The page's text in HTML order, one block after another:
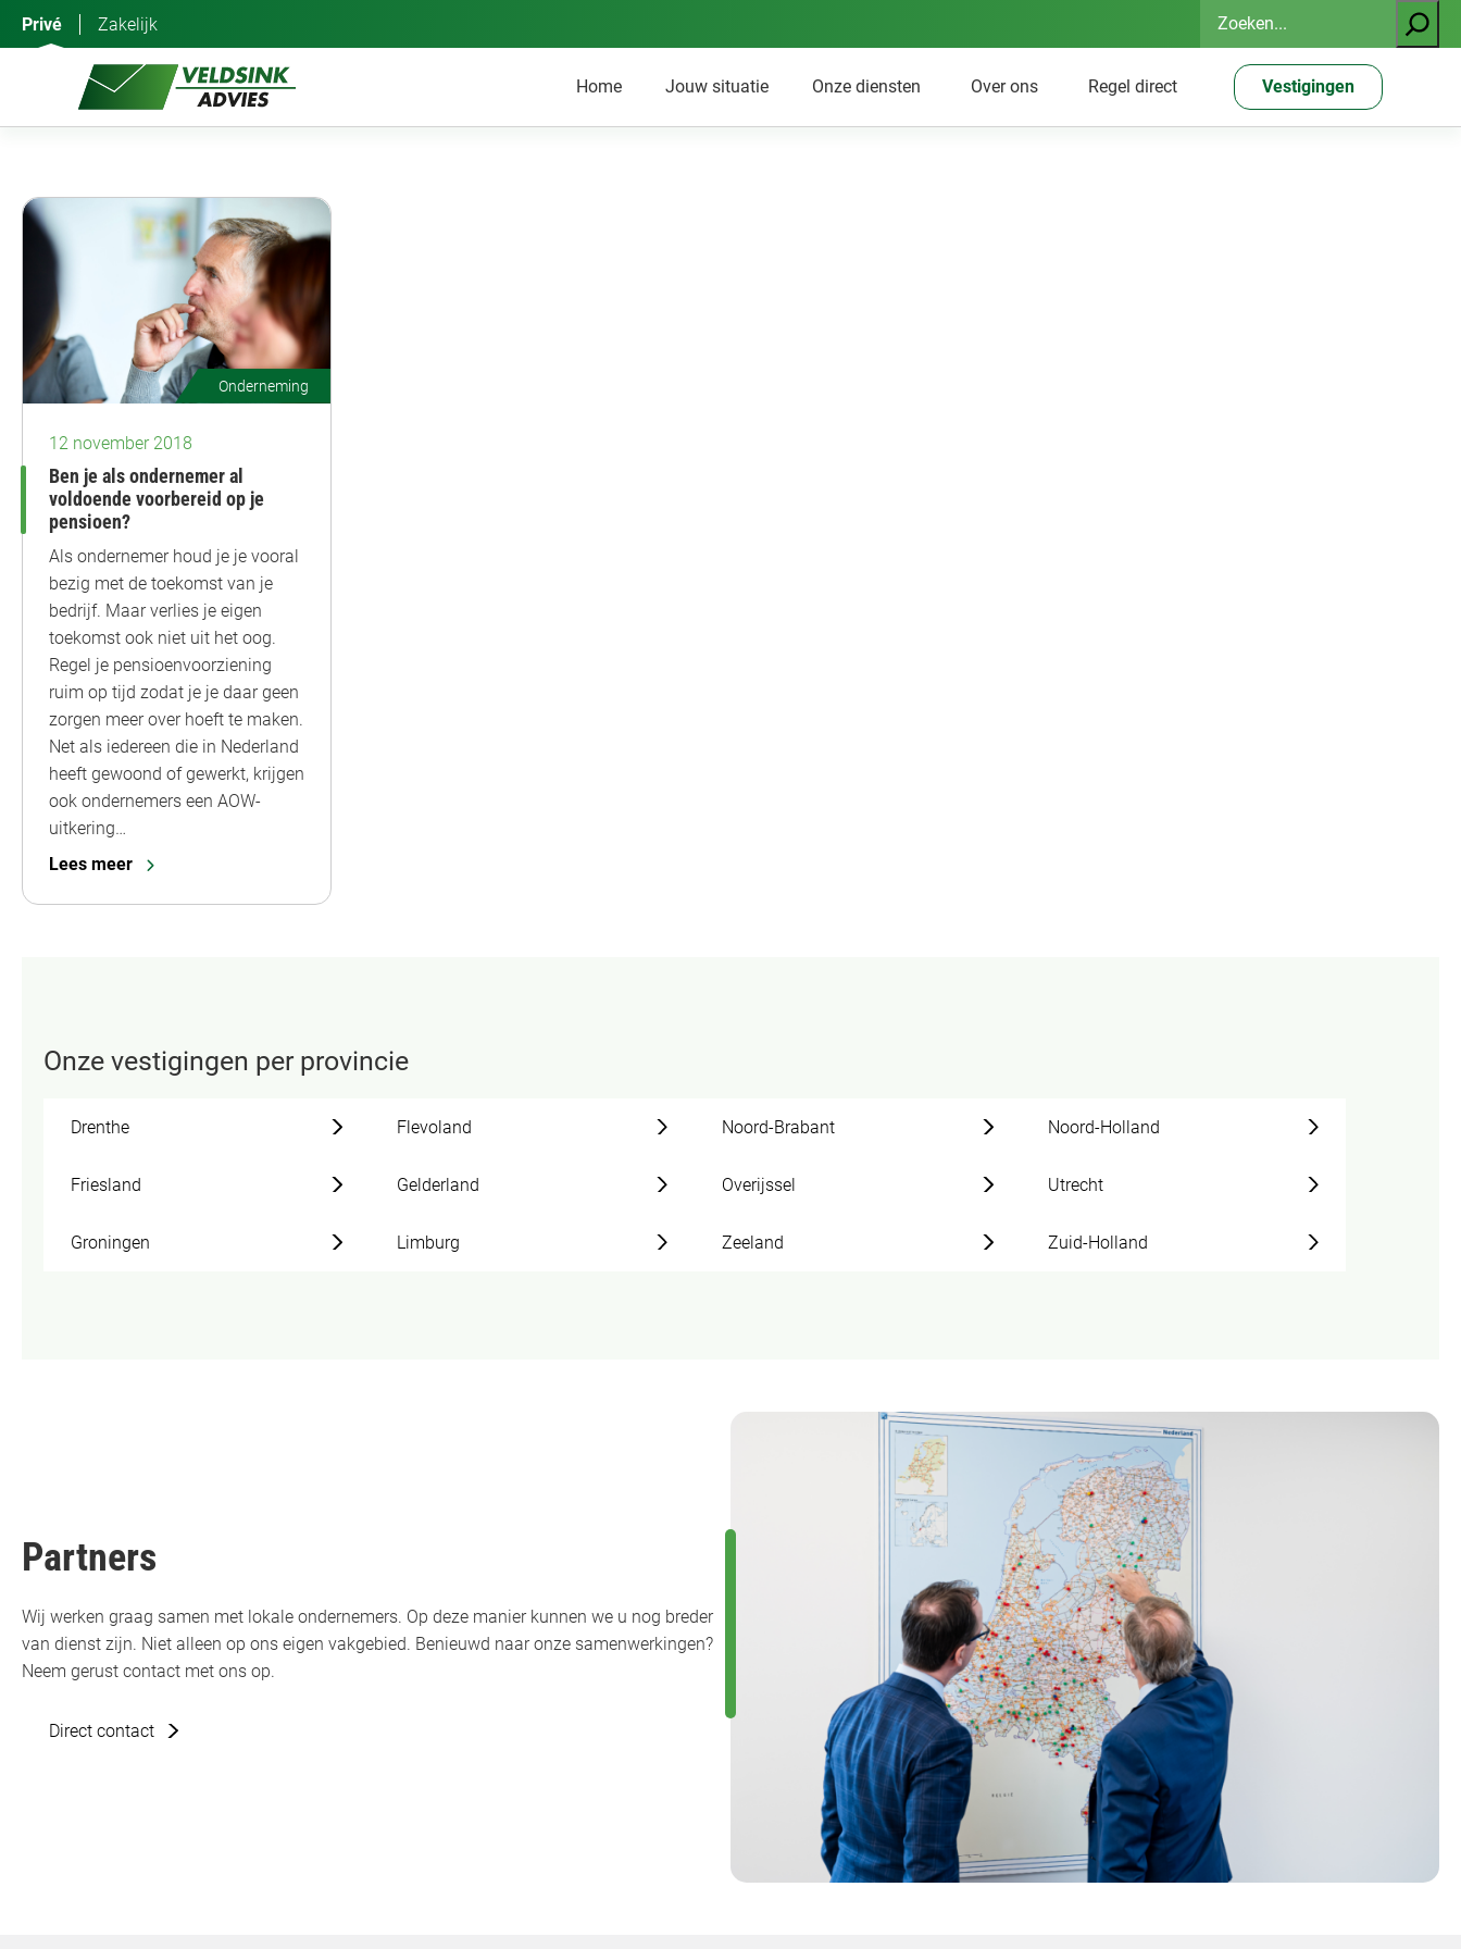
Privé Zakelijk
Zoeken
Home Jouw situatie Onze diensten Over ons Regel direct Vestigingen
Onderneming
12 november 2018
Ben je als ondernemer al
voldoende voorbereid op je
pensioen?
Als ondernemer houd je je vooral
bezig met de toekomst van je
bedrijf. Maar verlies je eigen
toekomst ook niet uit het oog.
Regel je pensioenvoorziening
ruim op tijd zodat je je daar geen
zorgen meer over hoeft te maken.
Net als iedereen die in Nederland
heeft gewoond of gewerkt, krijgen
ook ondernemers een AOW-
uitkering…
Lees meer
Onze vestigingen per provincie
Drenthe Flevoland Noord-Brabant Noord-Holland
Friesland Gelderland Overijssel Utrecht
Groningen Limburg Zeeland Zuid-Holland
Partners
Wij werken graag samen met lokale ondernemers. Op deze manier kunnen we u nog breder
van dienst zijn. Niet alleen op ons eigen vakgebied. Benieuwd naar onze samenwerkingen?
Neem gerust contact met ons op.
Direct contact